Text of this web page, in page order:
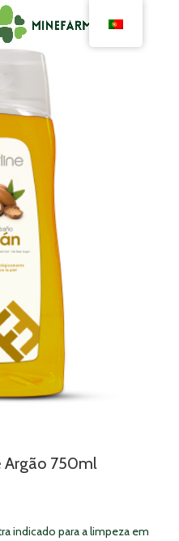
Argão 750ml
indicado para a limpeza em